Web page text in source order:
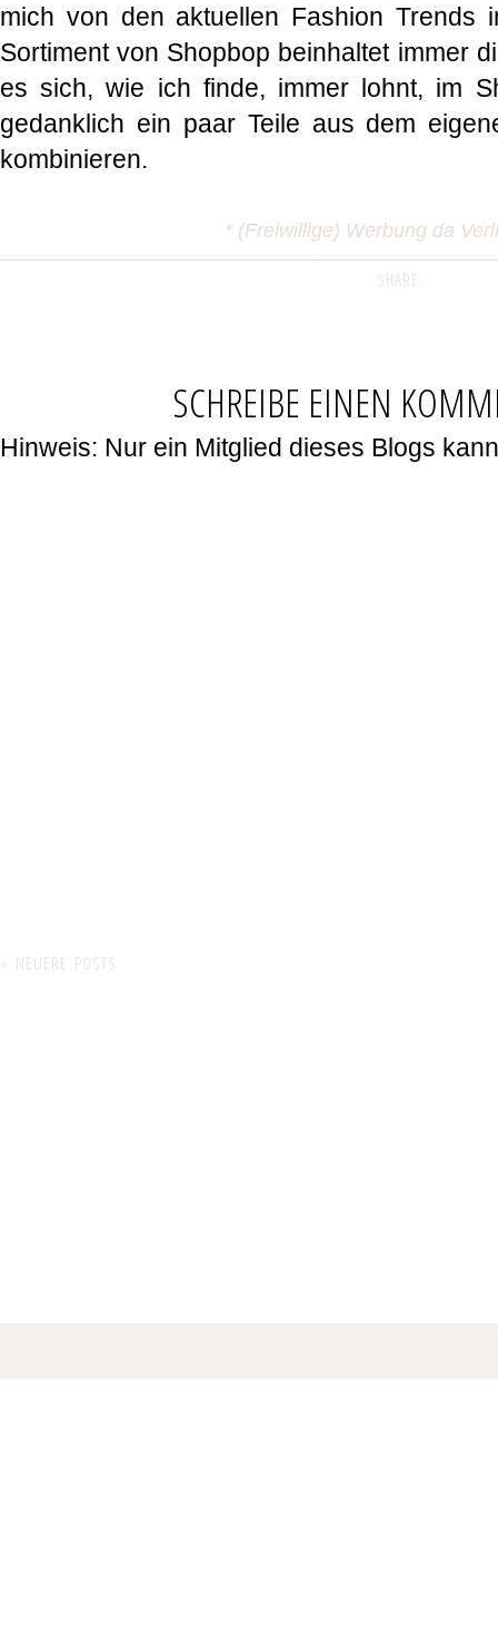
mich von den aktuellen Fashion Trends
Sortiment von Shopbop beinhaltet immer
es sich, wie ich finde, immer lohnt, im
gedanklich ein paar Teile aus dem
kombinieren.
* (Freiwillige) Werbung da
SHARE:
SCHREIBE EINEN
Hinweis: Nur ein Mitglied dieses Blogs
« NEUERE POSTS